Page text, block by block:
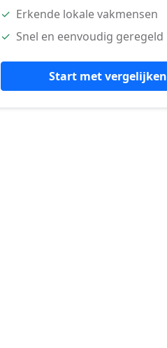
✓ Erkende lokale vakmensen
✓ Snel en eenvoudig geregeld
Start met vergelijken